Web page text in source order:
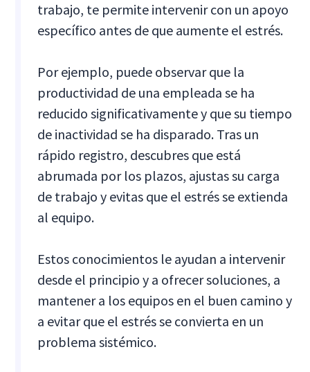
trabajo, te permite intervenir con un apoyo
específico antes de que aumente el estrés.
Por ejemplo, puede observar que la
productividad de una empleada se ha
reducido significativamente y que su tiempo
de inactividad se ha disparado. Tras un
rápido registro, descubres que está
abrumada por los plazos, ajustas su carga
de trabajo y evitas que el estrés se extienda
al equipo.
Estos conocimientos le ayudan a intervenir
desde el principio y a ofrecer soluciones, a
mantener a los equipos en el buen camino y
a evitar que el estrés se convierta en un
problema sistémico.